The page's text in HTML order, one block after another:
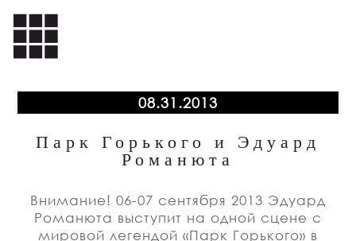
08.31.2013
Парк Горького и Эдуард
Романюта
Внимание! 06-07 сентября 2013 Эдуард
Романюта выступит на одной сцене с
мировой легендой «Парк Горького» в